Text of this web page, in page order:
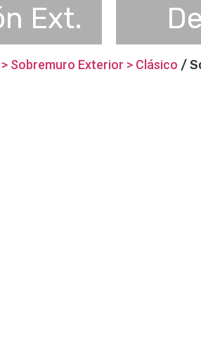
Ext.
Sobremuro Exterior > Clásico /